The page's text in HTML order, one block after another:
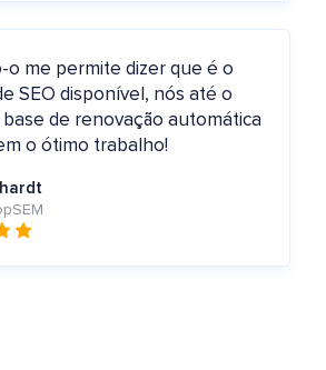
o me permite dizer que é o
SEO disponível, nós até o
de renovação automática
o ótimo trabalho!